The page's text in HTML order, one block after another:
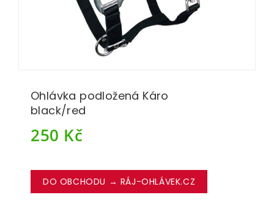
Ohlávka podložená Káro
black/red
250 Kč
DO OBCHODU → RÁJ-OHLÁVEK.CZ